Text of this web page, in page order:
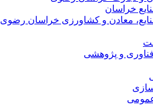
خراسان
صنایع، معادن و کشاورزی خراسان رضوی
و پژوهشی